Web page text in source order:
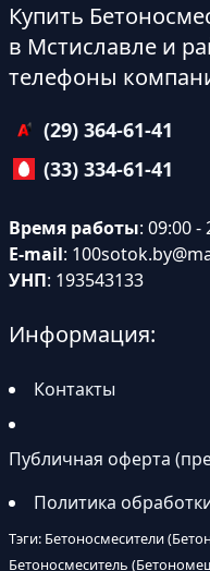
Купить
в Мстиславле и
телефоны
(29) 364-61-41
(33) 334-61-41
Время работы: 09:00 -
E-mail:
УНП: 193543133
Информация:
Контакты
Публичная оферта
Политика
Тэги: Бетоносмесители
Бетоносмеситель